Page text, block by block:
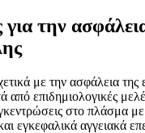
για την
με την ασφάλεια της
από επιδημιολογικές
στο πλάσμα
εγκεφαλικά αγγειακά